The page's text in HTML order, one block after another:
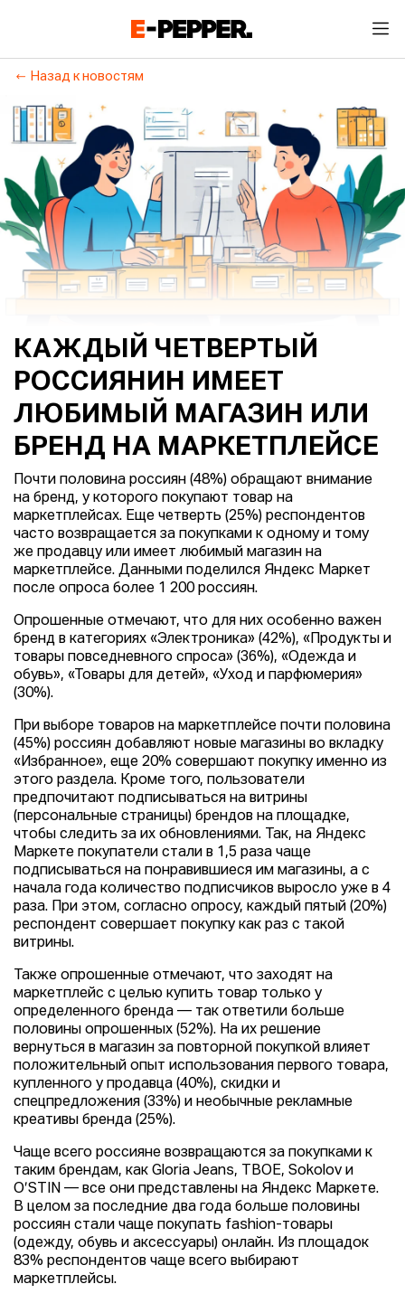
Назад к новостям
КАЖДЫЙ ЧЕТВЕРТЫЙ
РОССИЯНИН ИМЕЕТ
ЛЮБИМЫЙ МАГАЗИН ИЛИ
БРЕНД НА МАРКЕТПЛЕЙСЕ
Почти половина россиян (48%) обращают внимание
на бренд, у которого покупают товар на
маркетплейсах. Еще четверть (25%) респондентов
часто возвращается за покупками к одному и тому
же продавцу или имеет любимый магазин на
маркетплейсе. Данными поделился Яндекс Маркет
после опроса более 1 200 россиян.
Опрошенные отмечают, что для них особенно важен
бренд в категориях «Электроника» (42%), «Продукты и
товары повседневного спроса» (36%), «Одежда и
обувь», «Товары для детей», «Уход и парфюмерия»
(30%).
При выборе товаров на маркетплейсе почти половина
(45%) россиян добавляют новые магазины во вкладку
«Избранное», еще 20% совершают покупку именно из
этого раздела. Кроме того, пользователи
предпочитают подписываться на витрины
(персональные страницы) брендов на площадке,
чтобы следить за их обновлениями. Так, на Яндекс
Маркете покупатели стали в 1,5 раза чаще
подписываться на понравившиеся им магазины, а с
начала года количество подписчиков выросло уже в 4
раза. При этом, согласно опросу, каждый пятый (20%)
респондент совершает покупку как раз с такой
витрины.
Также опрошенные отмечают, что заходят на
маркетплейс с целью купить товар только у
определенного бренда — так ответили больше
половины опрошенных (52%). На их решение
вернуться в магазин за повторной покупкой влияет
положительный опыт использования первого товара,
купленного у продавца (40%), скидки и
спецпредложения (33%) и необычные рекламные
креативы бренда (25%).
Чаще всего россияне возвращаются за покупками к
таким брендам, как Gloria Jeans, ТВОЕ, Sokolov и
O′STIN — все они представлены на Яндекс Маркете.
В целом за последние два года больше половины
россиян стали чаще покупать fashion-товары
(одежду, обувь и аксессуары) онлайн. Из площадок
83% респондентов чаще всего выбирают
маркетплейсы.